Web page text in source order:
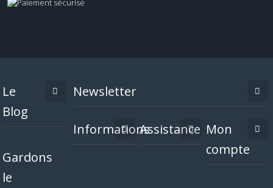
Le
Blog
Gardons
le
Newsletter
InformationsAssistance Mon
compte